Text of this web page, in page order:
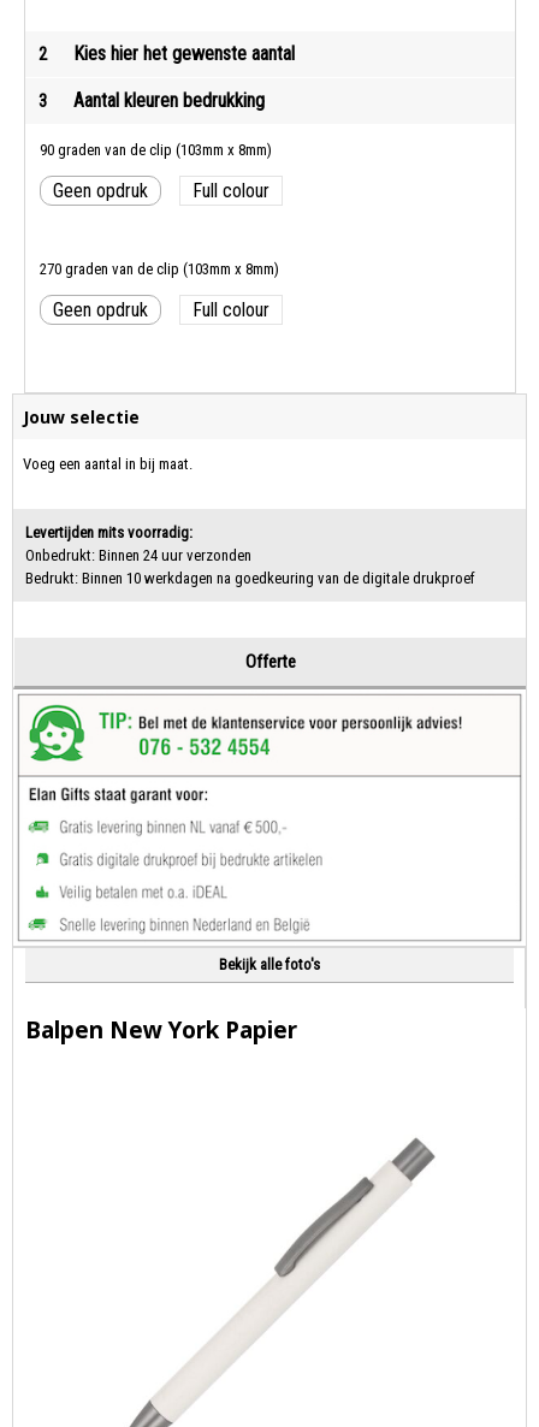
2 Kies hier het gewenste aantal
3 Aantal kleuren bedrukking
90 graden van de clip (103mm x 8mm)
Geen opdruk Full colour
270 graden van de clip (103mm x 8mm)
Geen opdruk Full colour
Jouw selectie
Voeg een aantal in bij maat.
Levertijden mits voorradig:
Onbedrukt: Binnen 24 uur verzonden
Bedrukt: Binnen 10 werkdagen na goedkeuring van de digitale drukproef
Offerte
Bekijk alle foto's
Balpen New York Papier